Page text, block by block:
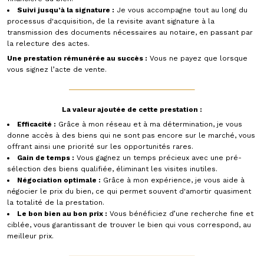
Suivi jusqu’à la signature : Je vous accompagne tout au long du
processus d'acquisition, de la revisite avant signature à la
transmission des documents nécessaires au notaire, en passant par
la relecture des actes.
Une prestation rémunérée au succès : Vous ne payez que lorsque
vous signez l’acte de vente.
La valeur ajoutée de cette prestation :
Efficacité : Grâce à mon réseau et à ma détermination, je vous
donne accès à des biens qui ne sont pas encore sur le marché, vous
offrant ainsi une priorité sur les opportunités rares.
Gain de temps : Vous gagnez un temps précieux avec une pré-
sélection des biens qualifiée, éliminant les visites inutiles.
Négociation optimale : Grâce à mon expérience, je vous aide à
négocier le prix du bien, ce qui permet souvent d'amortir quasiment
la totalité de la prestation.
Le bon bien au bon prix : Vous bénéficiez d’une recherche fine et
ciblée, vous garantissant de trouver le bien qui vous correspond, au
meilleur prix.